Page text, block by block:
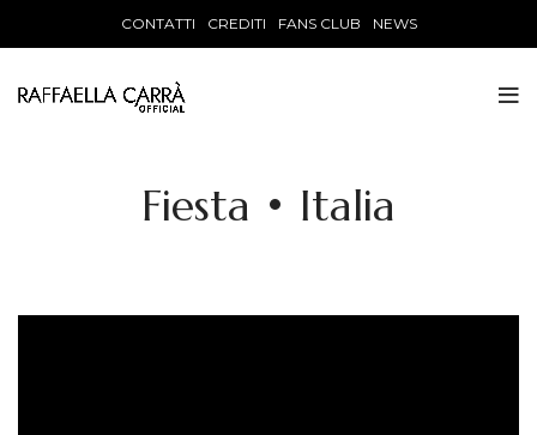
CONTATTI CREDITI FANS CLUB NEWS
Fiesta • Italia